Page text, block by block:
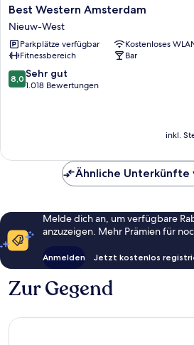
Best
Western
Amsterdam
Nieuw-
West
Best Western Amsterdam
Nieuw-West
Parkplätze verfügbar
Kostenloses
Fitnessbereich
Bar
8.0
von
8,0 Sehr gut
1.018 Bewertungen
inkl.
Ähnliche Unterkünfte
Melde dich an, um verfügbare
anzuzeigen. Mehr Prämien für
Anmelden Jetzt kostenlos
Zur Gegend